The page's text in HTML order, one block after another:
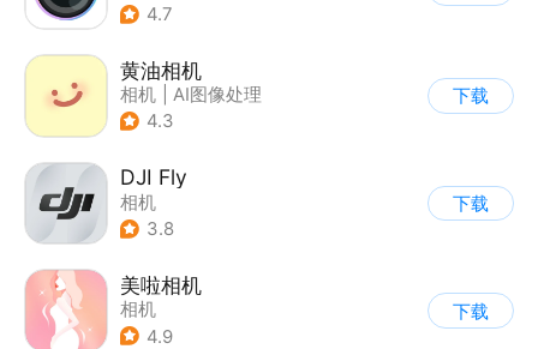
4.7
黄油相机
相机
AI图像处理
4.3
下载
DJI Fly
相机
3.8
下载
美啦相机
相机
4.9
下载